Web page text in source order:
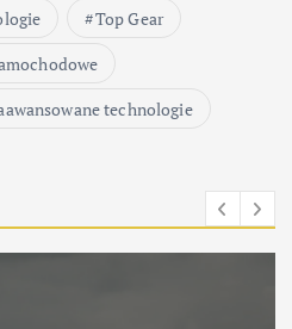
Top Gear
technologie